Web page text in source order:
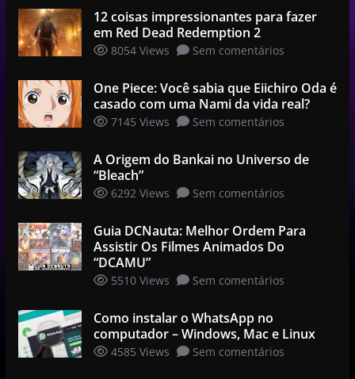
12 coisas impressionantes para fazer
em Red Dead Redemption 2
8054 Views Sem comentários
One Piece: Você sabia que Eiichiro Oda é
casado com uma Nami da vida real?
7145 Views Sem comentários
A Origem do Bankai no Universo de
“Bleach”
6292 Views Sem comentários
Guia DCNauta: Melhor Ordem Para
Assistir Os Filmes Animados Do
“DCAMU”
5510 Views Sem comentários
Como instalar o WhatsApp no
computador – Windows, Mac e Linux
4585 Views Sem comentários